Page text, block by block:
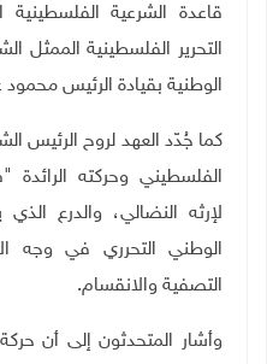
قاعدة الشرعية
التحرير الفلسطينية الممثل
الوطنية بقيادة الرئيس
كما جُدّد العهد لروح الرئيس
الفلسطيني وحركته
لإرثه النضالي، والدرع
الوطني التحرري في وجه
التصفية والانقسام.
وأشار المتحدثون إلى أن